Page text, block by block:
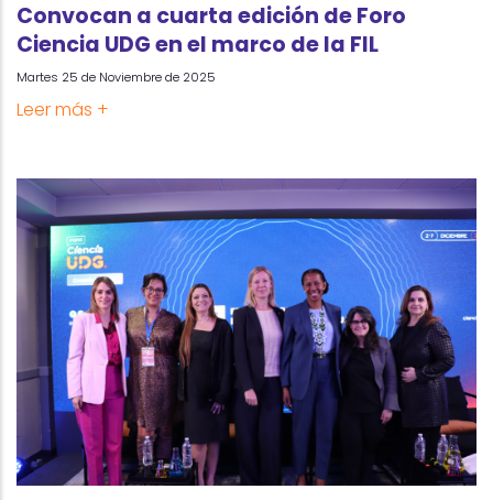
Convocan a cuarta edición de Foro
Ciencia UDG en el marco de la FIL
Martes 25 de Noviembre de 2025
Leer más +